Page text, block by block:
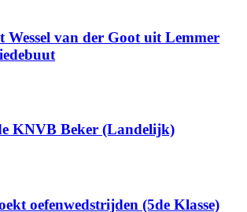
Wessel van der Goot uit Lemmer
KNVB Beker (Landelijk)
oefenwedstrijden (5de Klasse)